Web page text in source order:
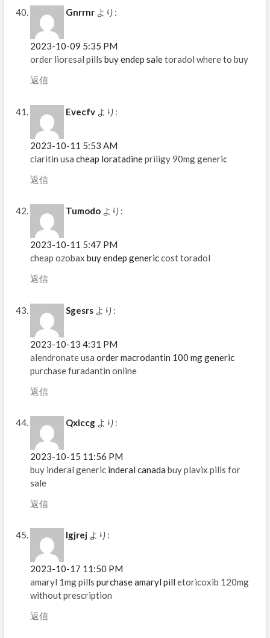
Gnrrnr より:
2023-10-09 5:35 PM
order lioresal pills buy endep saletoradol where to buy
返信
Evecfv より:
2023-10-11 5:53 AM
claritin usa cheap loratadinepriligy 90mg generic
返信
Tumodo より:
2023-10-11 5:47 PM
cheap ozobax buy endep genericcost toradol
返信
Sgesrs より:
2023-10-13 4:31 PM
alendronate usa order macrodantin 100 mg generic
purchase furadantin online
返信
Qxiccg より:
2023-10-15 11:56 PM
buy inderal generic inderal canada buy plavix pills for
sale
返信
Igjrej より:
2023-10-17 11:50 PM
amaryl 1mg pills purchase amaryl pill etoricoxib 120mg
without prescription
返信